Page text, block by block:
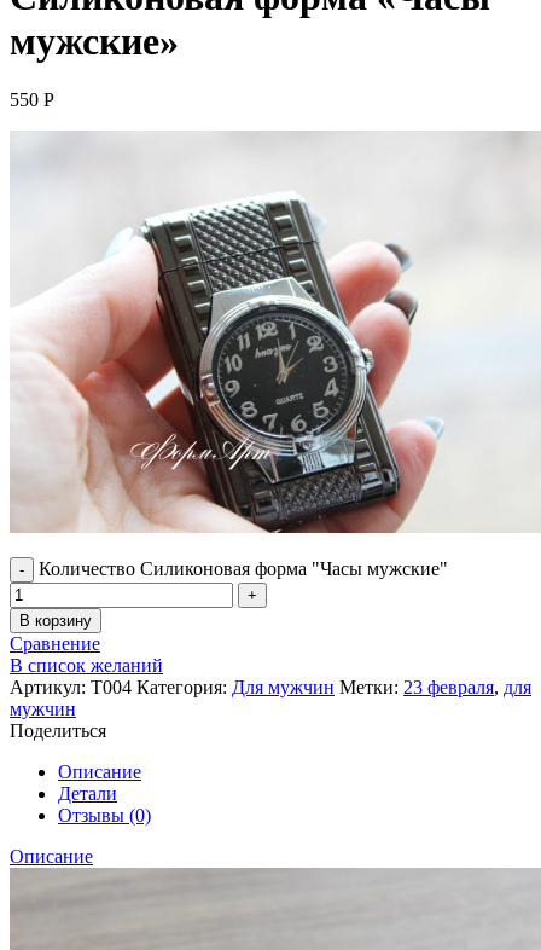
мужские»
550 Р
Количество Силиконовая форма "Часы мужские"
В корзину
Сравнение
В список желаний
Артикул: Т004 Категория: Для мужчин Метки: 23 февраля, для
мужчин
Поделиться
Описание
Детали
Отзывы (0)
Описание